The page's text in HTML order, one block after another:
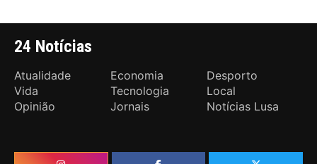
24 Notícias
Atualidade Economia
Desporto
Vida
Tecnologia
Local
Opinião
Jornais Notícias Lusa